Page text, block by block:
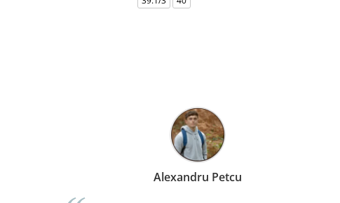
Alexandru Petcu